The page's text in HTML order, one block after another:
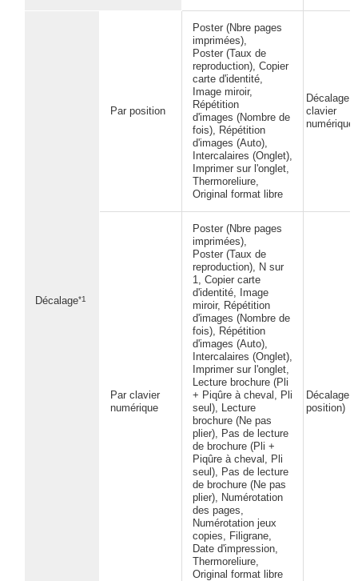
Décalage*1
Par position
Poster (Nbre pages
imprimées),
Poster (Taux de
reproduction), Copier
carte d'identité,
Image miroir,
Répétition
d'images (Nombre de
fois), Répétition
d'images (Auto),
Intercalaires (Onglet),
Imprimer sur l'onglet,
Thermoreliure,
Original format libre
Décalage
clavier
numérique)
Par clavier
numérique
Poster (Nbre pages
imprimées),
Poster (Taux de
reproduction), N sur
1, Copier carte
d'identité, Image
miroir, Répétition
d'images (Nombre de
fois), Répétition
d'images (Auto),
Intercalaires (Onglet),
Imprimer sur l'onglet,
Lecture brochure (Pli
+ Piqûre à cheval, Pli
seul), Lecture
brochure (Ne pas
plier), Pas de lecture
de brochure (Pli +
Piqûre à cheval, Pli
seul), Pas de lecture
de brochure (Ne pas
plier), Numérotation
des pages,
Numérotation jeux
copies, Filigrane,
Date d'impression,
Thermoreliure,
Original format libre
Décalage
position)